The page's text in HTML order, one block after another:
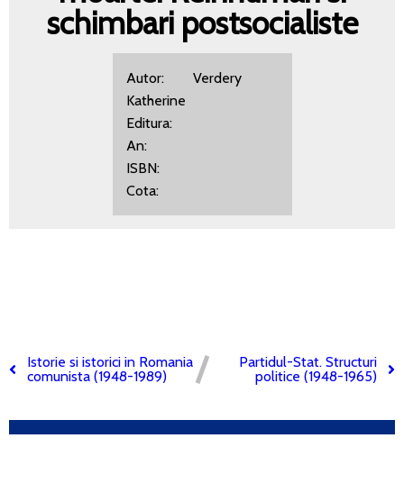
schimbari postsocialiste
Autor: Verdery
Katherine
Editura:
An:
ISBN:
Cota:
Istorie si istorici in Romania
comunista (1948-1989)
Partidul-Stat. Structuri
politice (1948-1965)